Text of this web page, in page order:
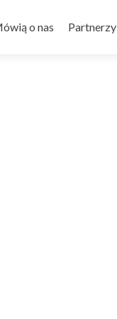
o nas Partnerzy